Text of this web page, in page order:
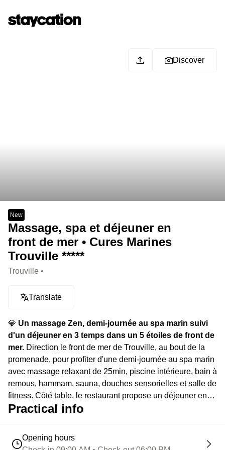
Discover
New
Massage, spa et déjeuner en
front de mer • Cures Marines
Trouville *****
Trouville •
Translate
💎 Un massage Zen, demi-journée au spa marin suivi
d'un déjeuner en 3 temps dans un 5 étoiles de front de
mer. Direction le front de mer de Trouville, au bout de la
promenade, pour profiter d'une demi-journée au spa marin
avec massage relaxant de 25min, piscine intérieure, bain à
remous, hammam, sauna, douches sensorielles et salle de
fitness. Côté table, le restaurant propose un déjeuner en
trois temps dans une veine bistronomique ancrée côté
Practical info
Opening hours